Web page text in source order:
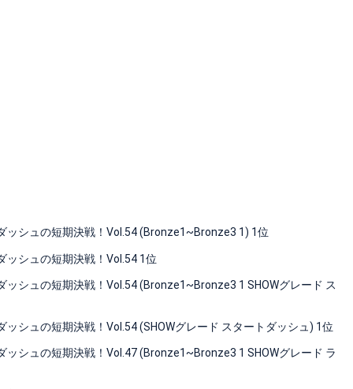
ッシュの短期決戦！Vol.54 (Bronze1~Bronze3 1) 1位
ッシュの短期決戦！Vol.54 1位
シュの短期決戦！Vol.54 (Bronze1~Bronze3 1 SHOWグレード ス
シュの短期決戦！Vol.54 (SHOWグレード スタートダッシュ) 1位
シュの短期決戦！Vol.47 (Bronze1~Bronze3 1 SHOWグレード ラ